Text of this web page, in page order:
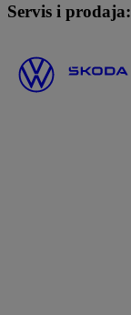
Servis i prodaja: